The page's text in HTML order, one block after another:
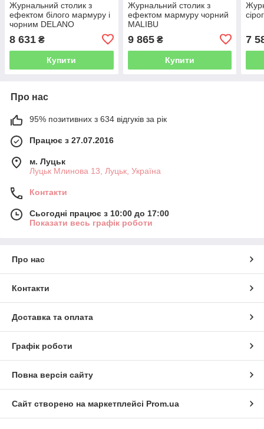
Журнальний столик з
ефектом білого мармуру і
чорним DELANO
8 631 ₴
Купити
Журнальний столик з
ефектом мармуру чорний
MALIBU
9 865₴
Купити
7
Про нас
95% позитивних з 634 відгуків за рік
Працює з 27.07.2016
м. Луцьк
Луцьк Млинова 13, Луцьк, Україна
Контакти
Сьогодні працює з 10:00 до 17:00
Показати весь графік роботи
Про нас
Контакти
Доставка та оплата
Графік роботи
Повна версія сайту
Сайт створено на маркетплейсі Prom.ua